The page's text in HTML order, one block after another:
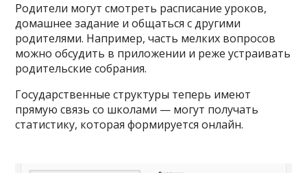
Родители могут смотреть расписание уроков,
домашнее задание и общаться с другими
родителями. Например, часть мелких вопросов
можно обсудить в приложении и реже устраивать
родительские собрания.
Государственные структуры теперь имеют
прямую связь со школами — могут получать
статистику, которая формируется онлайн.